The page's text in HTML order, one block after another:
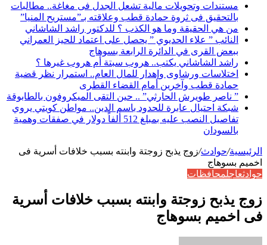
مستندات وتحويلات مالية تشعل الجدل فى مغاغة.. مطالبات
بالتحقيق فى ثروة حمادة قطب وعلاقته بـ”مستريح المنيا”
من هي الحقيقة وما هو الكذب ؟ للدكتور راشد الشاشاني
النائب ” علاء الحديوي ” يحصل على اعتماد للحيز العمراني
ببعض القرى في الدائرة الرابعة بسوهاج
راشد الشاشاني يكتب.. هروب سبتة أم هروب غيرها ؟
اختلاسات ورشاوى وإهدار للمال العام.. استمرار نظر قضية
حمادة قطب وآخرين أمام القضاء القطرى
” ناصر طويرش الحارثي” .. حين التقى الميكروفون بالطابوقة
شبكة احتيال عابرة للحدود باسم الدين.. مواطن كويتي يروي
تفاصيل النصب عليه بمبلغ 512 ألفاً دولار في صفقات وهمية
بالسودان
الرئيسية/حوادث/زوج يذبح زوجتة وابنته بسبب خلافات أسرية فى
اخميم بسوهاج
حوادثعاجلمحافظات
زوج يذبح زوجتة وابنته بسبب خلافات أسرية
فى اخميم بسوهاج